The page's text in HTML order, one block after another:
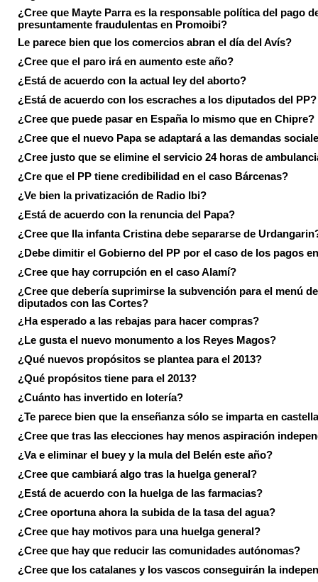
¿Cree que Mayte Parra es la responsable política del pago
presuntamente fraudulentas en Promoibi?
Le parece bien que los comercios abran el día del Avís?
¿Cree que el paro irá en aumento este año?
¿Está de acuerdo con la actual ley del aborto?
¿Está de acuerdo con los escraches a los diputados del PP?
¿Cree que puede pasar en España lo mismo que en Chipre?
¿Cree que el nuevo Papa se adaptará a las demandas
¿Cree justo que se elimine el servicio 24 horas de
¿Cre que el PP tiene credibilidad en el caso Bárcenas?
¿Ve bien la privatización de Radio Ibi?
¿Está de acuerdo con la renuncia del Papa?
¿Cree que lla infanta Cristina debe separarse de
¿Debe dimitir el Gobierno del PP por el caso de los pagos
¿Cree que hay corrupción en el caso Alamí?
¿Cree que debería suprimirse la subvención para el menú
diputados con las Cortes?
¿Ha esperado a las rebajas para hacer compras?
¿Le gusta el nuevo monumento a los Reyes Magos?
¿Qué nuevos propósitos se plantea para el 2013?
¿Qué propósitos tiene para el 2013?
¿Cuánto has invertido en lotería?
¿Te parece bien que la enseñanza sólo se imparta en
¿Cree que tras las elecciones hay menos aspiración
¿Va e eliminar el buey y la mula del Belén este año?
¿Cree que cambiará algo tras la huelga general?
¿Está de acuerdo con la huelga de las farmacias?
¿Cree oportuna ahora la subida de la tasa del agua?
¿Cree que hay motivos para una huelga general?
¿Cree que hay que reducir las comunidades autónomas?
¿Cree que los catalanes y los vascos conseguirán la